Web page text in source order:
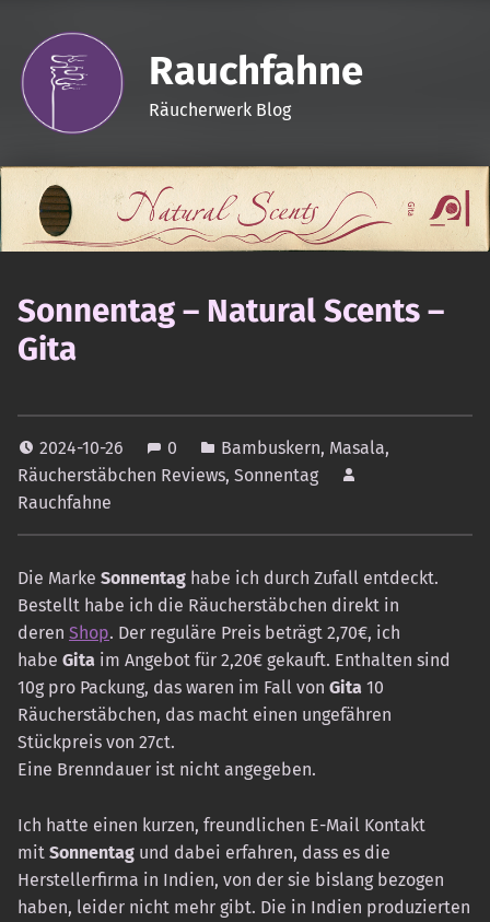
Rauchfahne
Räucherwerk Blog
Sonnentag – Natural Scents –
Gita
2024-10-26 0 Bambuskern, Masala,
Räucherstäbchen Reviews, Sonnentag
Rauchfahne
Die Marke Sonnentag habe ich durch Zufall entdeckt.
Bestellt habe ich die Räucherstäbchen direkt in
deren Shop. Der reguläre Preis beträgt 2,70€, ich
habe Gita im Angebot für 2,20€ gekauft. Enthalten sind
10g pro Packung, das waren im Fall von Gita 10
Räucherstäbchen, das macht einen ungefähren
Stückpreis von 27ct.
Eine Brenndauer ist nicht angegeben.
Ich hatte einen kurzen, freundlichen E-Mail Kontakt
mit Sonnentag und dabei erfahren, dass es die
Herstellerfirma in Indien, von der sie bislang bezogen
haben, leider nicht mehr gibt. Die in Indien produzierten